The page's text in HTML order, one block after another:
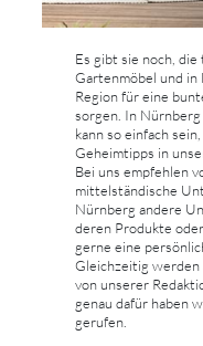
Es gibt sie noch,
Gartenmöbel und
Region für eine
sorgen. In
kann so einfach
Geheimtipps in
Bei uns empfehlen
mittelständische
Nürnberg andere
deren Produkte
gerne eine
Gleichzeitig werden
von unserer
genau dafür haben
gerufen.